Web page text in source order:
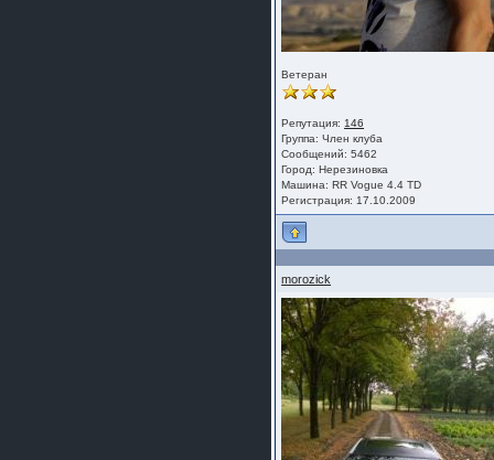
Ветеран
Репутация: 146
Группа:Член клуба
Сообщений: 5462
Город: Нерезиновка
Машина: RR Vogue 4.4 TD
Регистрация: 17.10.2009
morozick